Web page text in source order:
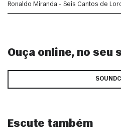
Ronaldo Miranda - Seis Cantos de
Ouça online, no seu
Escute também